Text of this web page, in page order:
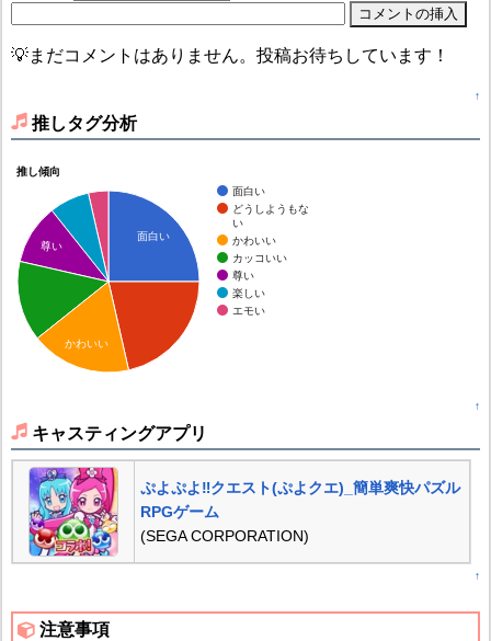
💡まだコメントはありません。投稿お待ちしています！
↑
推しタグ分析
推し傾向
面白い
どうしようもな
い
かわいい
カッコいい
尊い
楽しい
エモい
面白い
尊い
かわいい
↑
キャスティングアプリ
ぷよぷよ‼クエスト(ぷよクエ)_簡単爽快パズル
RPGゲーム
(SEGA CORPORATION)
↑
注意事項